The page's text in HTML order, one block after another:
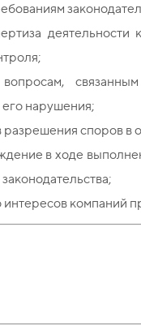
деятельности
его нарушения;
разрешения споров
в ходе
интересов компаний